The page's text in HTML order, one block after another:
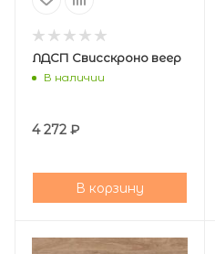
ЛДСП Свисскроно веер
В наличии
4 272 ₽
В корзину